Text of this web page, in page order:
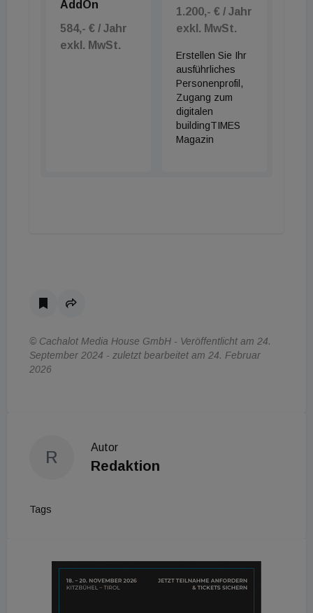
AddOn
584,- € / Jahr
exkl. MwSt.
1.200,- € / Jahr
exkl. MwSt.
Erstellen Sie Ihr
ausführliches
Personenprofil,
Zugang zum
digitalen
buildingTIMES
Magazin
© Cachalot Media House GmbH - Veröffentlicht am 24.
September 2024 - zuletzt bearbeitet am 24. Februar
2026
R
Autor
Redaktion
Tags